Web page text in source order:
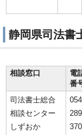
静岡県司法書
相談窓口
電
番
司法書士総合
相談センター
しずおか